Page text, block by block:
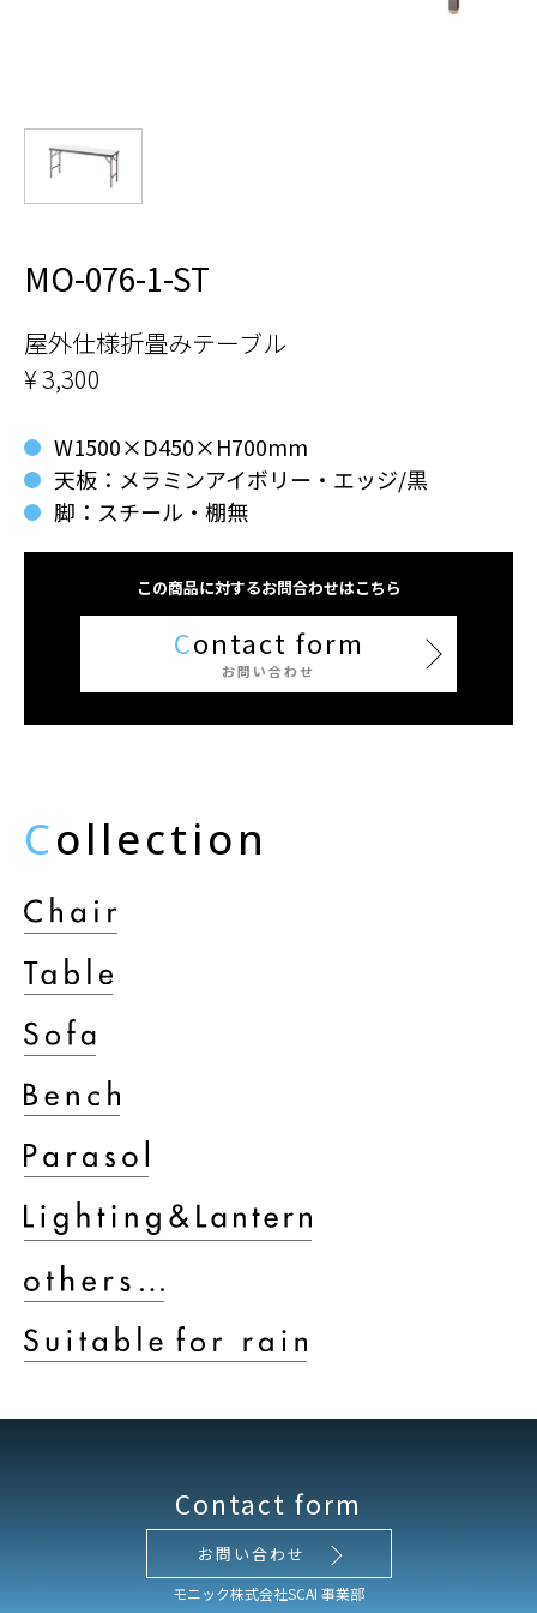
MO-076-1-ST
屋外仕様折畳みテーブル
¥ 3,300
W1500×D450×H700mm
天板：メラミンアイボリー・エッジ/黒
脚：スチール・棚無
この商品に対するお問合わせはこちら
Contact form
お問い合わせ
Collection
Contact form
お問い合わせ
モニック株式会社SCAI 事業部